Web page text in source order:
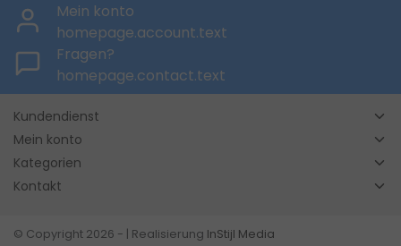
Mein konto
homepage.account.text
Fragen?
homepage.contact.text
Kundendienst
Mein konto
Kategorien
Kontakt
© Copyright 2026 - | Realisierung InStijl Media